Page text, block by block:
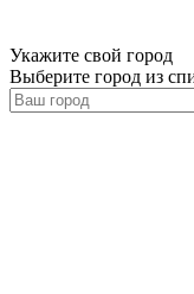
Укажите свой город
Выберите город из